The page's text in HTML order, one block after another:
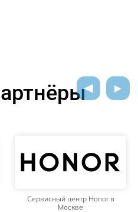
Сервисный центр Honor в
Москве